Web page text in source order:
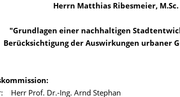
Ribesmeier, M.Sc.
einer nachhaltigen
der Auswirkungen urbaner
Herr Prof. Dr.-Ing. Arnd Stephan